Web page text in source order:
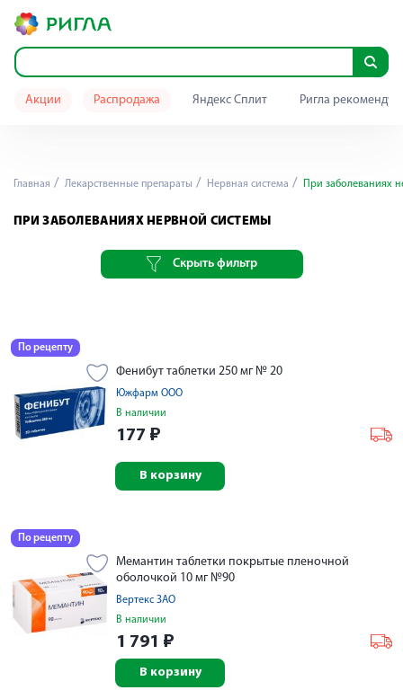
Акции Распродажа Яндекс Сплит Ригла
Главная Лекарственные препараты Нервная система При заболеваниях
ПРИ ЗАБОЛЕВАНИЯХ НЕРВНОЙ СИСТЕМЫ
Скрыть фильтр
По рецепту
Фенибут таблетки 250 мг № 20
Южфарм ООО
В наличии
177 ₽
В корзину
По рецепту
Мемантин таблетки покрытые пленочной
оболочкой 10 мг №90
Вертекс ЗАО
В наличии
1 791 ₽
В корзину